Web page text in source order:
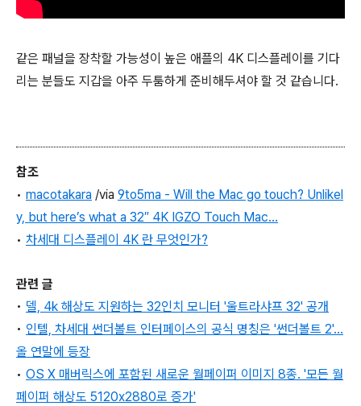
같은 패널을 장착할 가능성이 높은 애플의 4K 디스플레이를 기다
리는 분들도 지갑을 아주 두툼하게 준비해두셔야 할 것 같습니다.
참조
• macotakara /via 9to5ma - Will the Mac go touch? Unlikel
y, but here’s what a 32″ 4K IGZO Touch Mac…
• 차세대 디스플레이 4K 란 무엇인가?
관련 글
• 델, 4k 해상도 지원하는 32인치 모니터 '울트라샤프 32' 공개
• 인텔, 차세대 썬더볼트 인터페이스의 공식 명칭은 '썬더볼트 2'...
올 연말에 등장
• OS X 매버릭스에 포함된 새로운 월페이퍼 이미지 8종. '모든 월
페이퍼 해상도 5120x2880로 증가'